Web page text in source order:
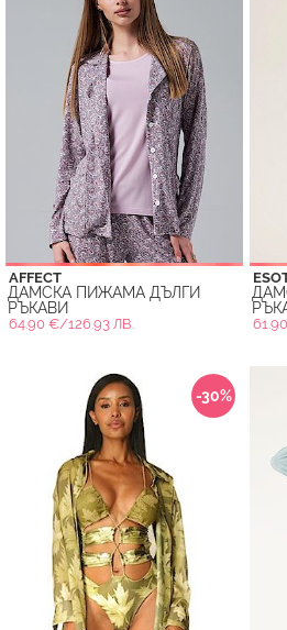
AFFECT
ДАМСКА ПИЖАМА ДЪЛГИ
РЪКАВИ
64.90 €/126.93 ЛВ.
-30%